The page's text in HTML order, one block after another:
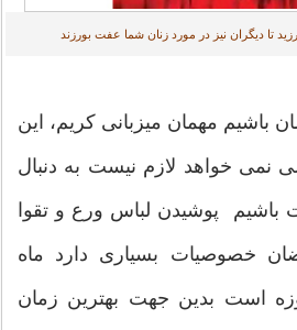
تا دیگران نیز در مورد زنان شما عفت بورزند
باشیم مهمان میزبانی کریم، این
نمی خواهد لازم نیست به دنبال
باشیم پوشیدن لباس ورع و تقوا
خصوصیات بسیاری دارد ماه
است بدین جهت بهترین زمان